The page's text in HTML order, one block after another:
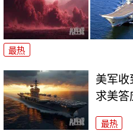
最热
美军收
求美答
最热